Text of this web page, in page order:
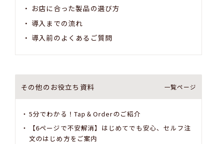
お店に合った製品の選び方
導入までの流れ
導入前のよくあるご質問
その他のお役立ち資料 一覧ページ
5分でわかる！Tap＆Orderのご紹介
【6ページで不安解消】はじめてでも安心、セルフ注
文のはじめ方をご案内